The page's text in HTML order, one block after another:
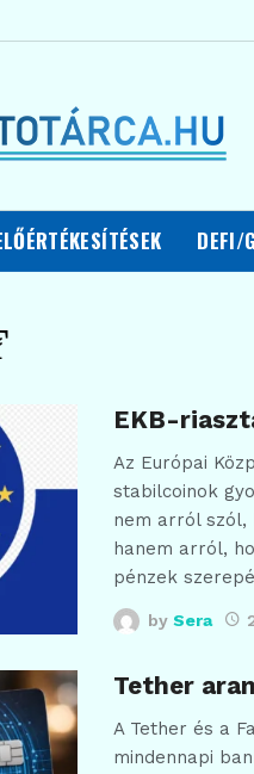
DEFI/
EKB-
Az Európai
stabilcoinok
nem arról szól,
hanem arról,
pénzek
by Sera
Tether
A Tether és a
mindennapi